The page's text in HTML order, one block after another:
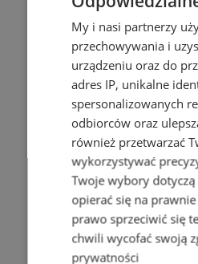
My i nasi partnerzy
przechowywania i
urządzeniu oraz do
adres IP, unikalne
spersonalizowanych
odbiorców oraz
również przetwarzać
wykorzystywać
Twoje wybory
opierać się na
prawo sprzeciwić się
chwili wycofać swoją
prywatności